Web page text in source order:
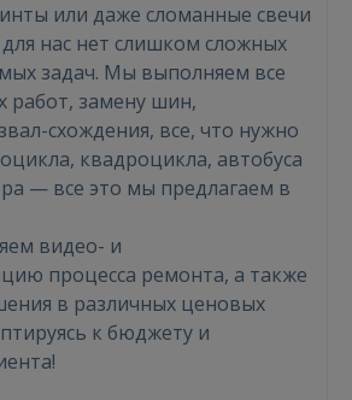
или даже сломанные свечи
нас нет слишком сложных
задач. Мы выполняем все
работ, замену шин,
схождения, все, что нужно
квадроцикла, автобуса
— все это мы предлагаем в
видео- и
процесса ремонта, а также
в различных ценовых
к бюджету и